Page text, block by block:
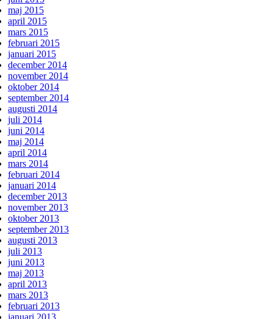
maj 2015
april 2015
mars 2015
februari 2015
januari 2015
december 2014
november 2014
oktober 2014
september 2014
augusti 2014
juli 2014
juni 2014
maj 2014
april 2014
mars 2014
februari 2014
januari 2014
december 2013
november 2013
oktober 2013
september 2013
augusti 2013
juli 2013
juni 2013
maj 2013
april 2013
mars 2013
februari 2013